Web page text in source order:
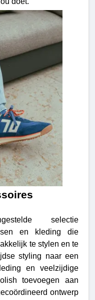
selectie
en kleding die
te stylen en te
styling naar een
en veelzijdige
toevoegen aan
ontwerp